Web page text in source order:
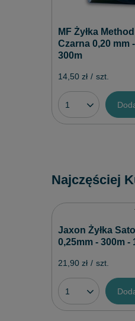
MF Żyłka
Czarna 0,20 mm
300m
14,50 zł / szt.
Najczęściej
Jaxon Żyłka
0,25mm - 300m -
21,90 zł / szt.